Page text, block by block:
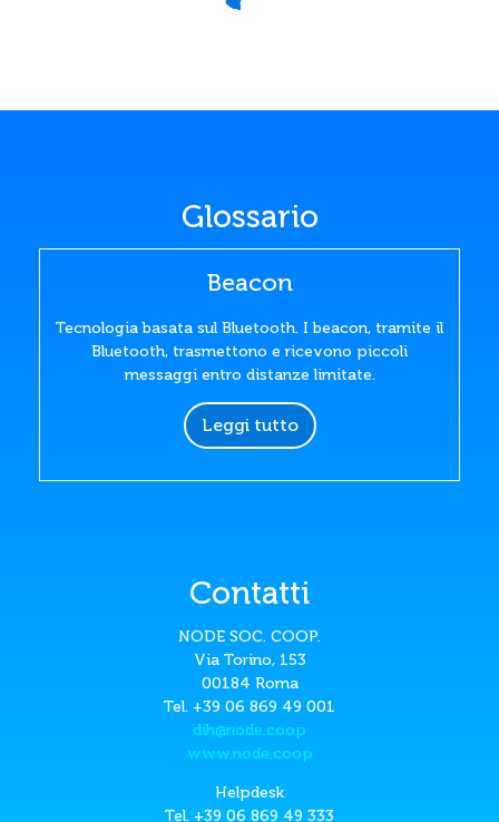
Glossario
Beacon
Tecnologia basata sul Bluetooth. I beacon, tramite il
Bluetooth, trasmettono e ricevono piccoli
messaggi entro distanze limitate.
Leggi tutto
Contatti
NODE SOC. COOP.
Via Torino, 153
00184 Roma
Tel. +39 06 869 49 001
dih@node.coop
www.node.coop
Helpdesk
Tel. +39 06 869 49 333